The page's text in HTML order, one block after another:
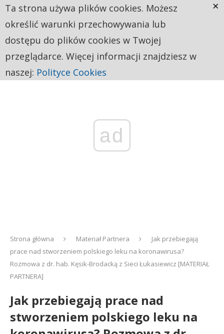
ad
Strona główna Materiał Partnera
Jak przebiegają
prace nad stworzeniem polskiego leku na koronawirusa?
Rozmowa z dr. hab. Kęsik-Brodacką z Sieci Łukasiewicz [MATERIAŁ
PARTNERA]
Jak przebiegają prace nad
stworzeniem polskiego leku na
Ta strona używa plików cookies. Możesz
określić warunki przechowywania lub
dostępu do plików cookies w Twojej
przeglądarce. Więcej informacji znajdziesz w
naszej: Polityce Cookies
×